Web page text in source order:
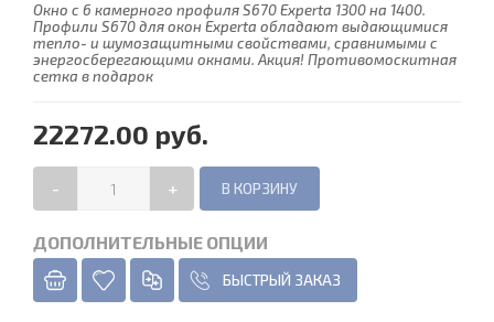
Окно с 6 камерного профиля S670 Experta 1300 на 1400.
Профили S670 для окон Experta обладают выдающимися
тепло- и шумозащитными свойствами, сравнимыми с
энергосберегающими окнами. Акция! Противомоскитная
сетка в подарок
22272.00 руб.
- +
ДОПОЛНИТЕЛЬНЫЕ ОПЦИИ
БЫСТРЫЙ ЗАКАЗ